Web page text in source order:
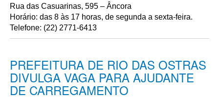
Rua das Casuarinas, 595 – Âncora
Horário: das 8 às 17 horas, de segunda a sexta-feira.
Telefone: (22) 2771-6413
PREFEITURA DE RIO DAS OSTRAS
DIVULGA VAGA PARA AJUDANTE
DE CARREGAMENTO